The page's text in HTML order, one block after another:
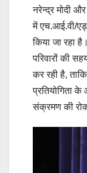
नरेन्द्र मोदी
में एच.आई.वी/
किया जा रहा
परिवारों की
कर रही है,
प्रतियोगिता
संक्रमण की